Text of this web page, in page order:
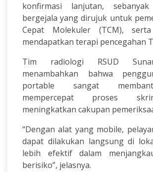
konfirmasi lanjutan,
bergejala yang dirujuk untuk
Cepat Molekuler (TCM),
mendapatkan terapi pencegahan
Tim radiologi RSUD
menambahkan bahwa
portable sangat
mempercepat proses
meningkatkan cakupan
“Dengan alat yang mobile,
dapat dilakukan langsung di
lebih efektif dalam
berisiko”, jelasnya.